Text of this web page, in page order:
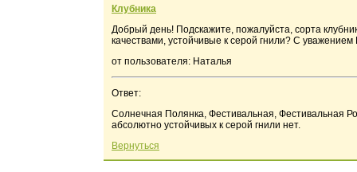
Клубника
Добрый день! Подскажите, пожалуйста, сорта
качествами, устойчивые к серой гнили? С уважением
от пользователя: Наталья
Ответ:
Солнечная Полянка, Фестивальная, Фестивальная
абсолютно устойчивых к серой гнили нет.
Вернуться